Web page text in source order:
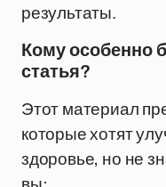
результаты.
Кому особенно
статья?
Этот материал
которые хотят
здоровье, но не